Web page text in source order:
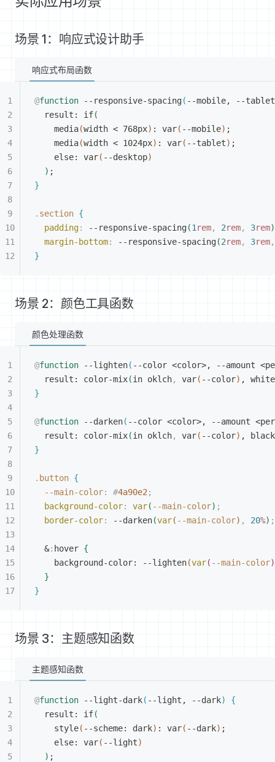
场景 1：响应式设计助手
响应式布局函数
@function --responsive-spacing( --mobile, --
result: if(
media(width < 768px) : var( --mobile) ;
media(width < 1024px) : var( --tablet) ;
else: var( --desktop)
) ;
}
. section {
padding: --responsive-spacing(1 rem, 2rem, 3rem)
margin-bottom: --responsive-spacing(2rem, 3rem,
}
场景 2：颜色工具函数
颜色处理函数
@function --lighten( --color <color>, --amount <
result: color-mix(in oklch, var( --color) ,
}
@function --darken( --color <color>, --amount <
result: color-mix(in oklch, var( --color) ,
}
. button {
--main-color: #4a90e2 ;
background-color: var( --main-color) ;
border-color: --darken(var( --main-color) , 20%) ;
&: hover {
background-color: --lighten(var( --main-color)
}
}
场景 3：主题感知函数
主题感知函数
@function --light-dark( --light, --dark)
{
result: if(
style( --scheme: dark) : var( --dark) ;
else: var( --light)
) ;